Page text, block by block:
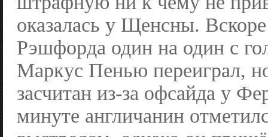
оказалась у Щенсны.
Рэшфорда один на один с
Маркус Пенью переиграл,
засчитан из-за офсайда у
минуте англичанин